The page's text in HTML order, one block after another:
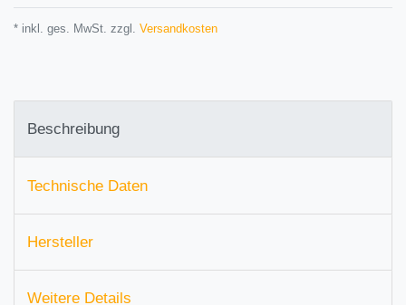
* inkl. ges. MwSt. zzgl. Versandkosten
Beschreibung
Technische Daten
Hersteller
Weitere Details